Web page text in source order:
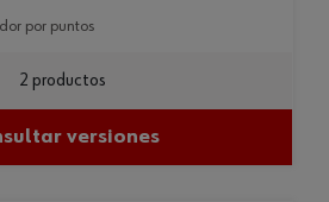
por puntos
2 productos
versiones